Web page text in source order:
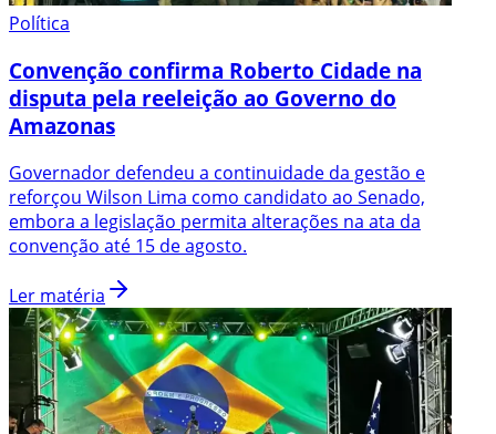
Política
Convenção confirma Roberto Cidade na
disputa pela reeleição ao Governo do
Amazonas
Governador defendeu a continuidade da gestão e
reforçou Wilson Lima como candidato ao Senado,
embora a legislação permita alterações na ata da
convenção até 15 de agosto.
Ler matéria